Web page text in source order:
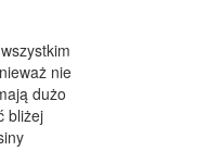
nie
dużo
bliżej